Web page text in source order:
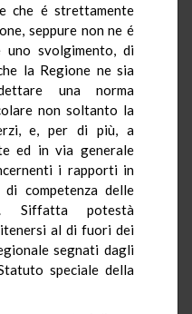
che é strettamente
seppure non ne é
svolgimento, di
la Regione ne sia
una norma
non soltanto la
e, per di più, a
ed in via generale
i rapporti in
competenza delle
Siffatta potestà
al di fuori dei
segnati dagli
speciale della